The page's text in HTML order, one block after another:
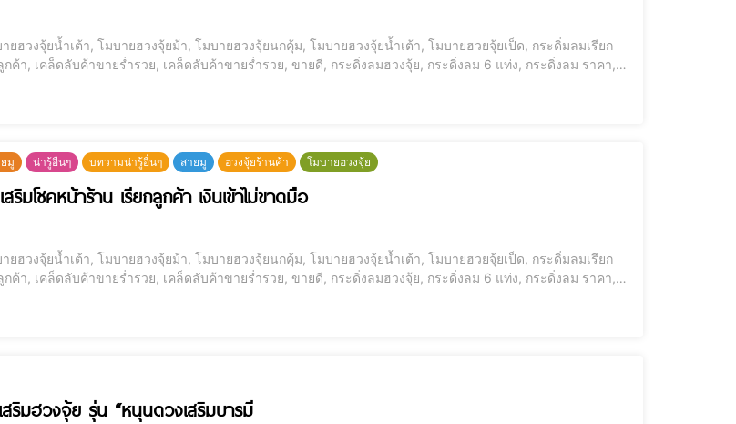
ยฮวงจุ้ยน้ำเต้า, โมบายฮวงจุ้ยม้า, โมบายฮวงจุ้ยนกคุ้ม, โมบายฮวงจุ้ยน้ำเต้า, โมบายฮวยจุ้ยเป็ด, กระดิ่มลมเรียก
กค้า, เคล็ดลับค้าขายร่ำรวย, เคล็ดลับค้าขายร่ำรวย, ขายดี, กระดิ่งลมฮวงจุ้ย, กระดิ่งลม 6 แท่ง, กระดิ่งลม ราคา,
มู น่ารู้อื่นๆ บทวามน่ารู้อื่นๆ สายมู ฮวงจุ้ยร้านค้า โมบายฮวงจุ้ย
ริมโชคหน้าร้าน เรียกลูกค้า เงินเข้าไม่ขาดมือ
ยฮวงจุ้ยน้ำเต้า, โมบายฮวงจุ้ยม้า, โมบายฮวงจุ้ยนกคุ้ม, โมบายฮวงจุ้ยน้ำเต้า, โมบายฮวยจุ้ยเป็ด, กระดิ่มลมเรียก
กค้า, เคล็ดลับค้าขายร่ำรวย, เคล็ดลับค้าขายร่ำรวย, ขายดี, กระดิ่งลมฮวงจุ้ย, กระดิ่งลม 6 แท่ง, กระดิ่งลม ราคา,
ริมฮวงจุ้ย รุ่น “หนุนดวงเสริมบารมี